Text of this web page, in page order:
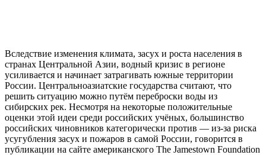
Вследствие изменения климата, засух и роста населения в
странах Центральной Азии, водный кризис в регионе
усиливается и начинает затрагивать южные территории
России. Центральноазиатские государства считают, что
решить ситуацию можно путём переброски воды из
сибирских рек. Несмотря на некоторые положительные
оценки этой идеи среди российских учёных, большинство
российских чиновников категорически против — из-за риска
усугубления засух и пожаров в самой России, говорится в
публикации на сайте американского The Jamestown Foundation